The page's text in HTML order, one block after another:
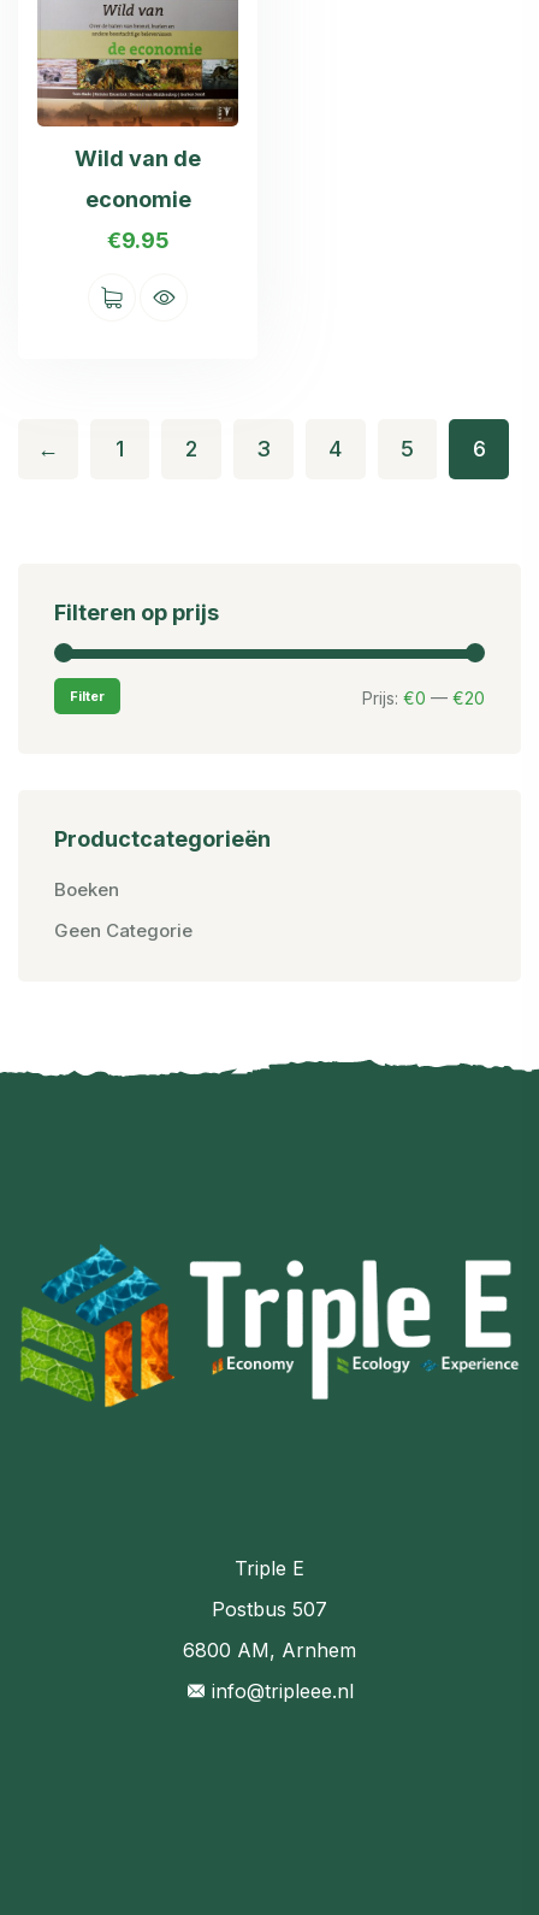
Wild van de
economie
€9.95
← 1 2 3 4 5 6
Filteren op prijs
Filter Prijs: €0 — €20
Productcategorieën
Boeken
Geen Categorie
Triple E
Postbus 507
6800 AM, Arnhem
info@tripleee.nl